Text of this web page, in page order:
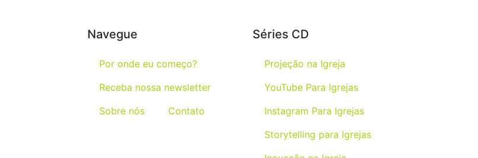
Navegue
Por onde eu começo?
Receba nossa newsletter
Sobre nós
Contato
Séries CD
Projeção na Igreja
YouTube Para Igrejas
Instagram Para Igrejas
Storytelling para Igrejas